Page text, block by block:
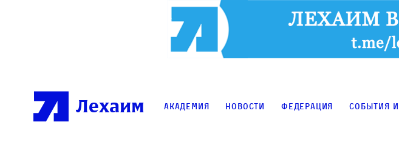
Лехаим Академия Новости Федерация События